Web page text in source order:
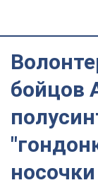
бойцов
носочки